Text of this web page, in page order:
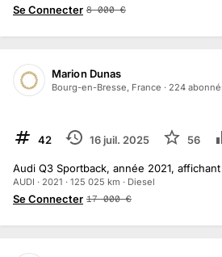
Se Connecter 8 000 €
Marion Dunas
Bourg-en-Bresse, France · 224 abonné
TERMINÉ42 16 juil. 2025 56
Audi Q3 Sportback, année 2021,
AUDI · 2021 · 125 025 km · Diesel
Se Connecter 17 000 €